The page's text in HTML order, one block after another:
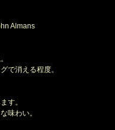
Almans
で消える程度。
す。
味わい。